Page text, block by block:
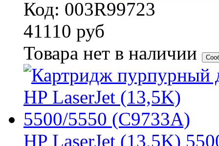
Код: 003R99723
41110 руб
Товара нет в наличии
HP LaserJet (13,5K)